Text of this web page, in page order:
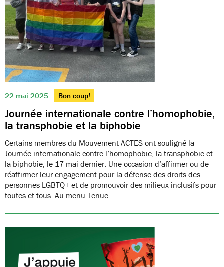
22 mai 2025 Bon coup!
Journée internationale contre l’homophobie,
la transphobie et la biphobie
Certains membres du Mouvement ACTES ont souligné la
Journée internationale contre l’homophobie, la transphobie et
la biphobie, le 17 mai dernier. Une occasion d’affirmer ou de
réaffirmer leur engagement pour la défense des droits des
personnes LGBTQ+ et de promouvoir des milieux inclusifs pour
toutes et tous. Au menu Tenue…